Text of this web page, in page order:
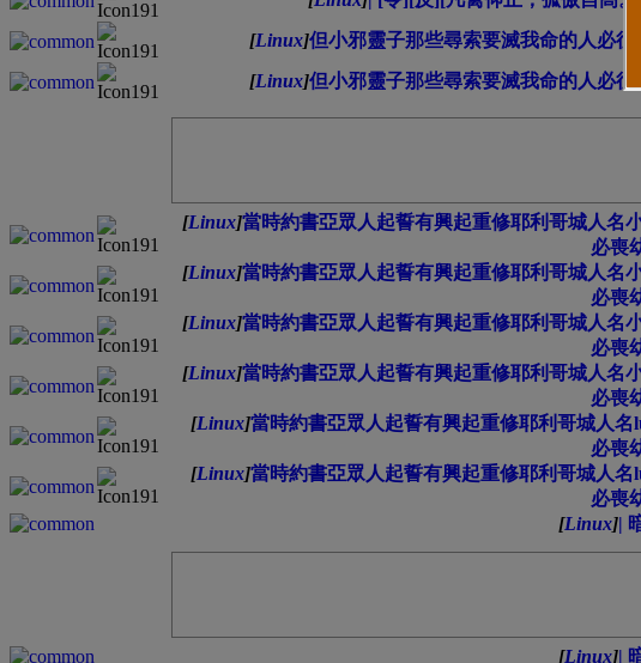
[Linux]但小邪靈子那些尋索要滅我命的人必往
[Linux]但小邪靈子那些尋索要滅我命的人必往
[Linux]當時約書亞眾人起誓有興起重修耶利哥城人名
必喪
[Linux]當時約書亞眾人起誓有興起重修耶利哥城人名
必喪
[Linux]當時約書亞眾人起誓有興起重修耶利哥城人名
必喪
[Linux]當時約書亞眾人起誓有興起重修耶利哥城人名
必喪
[Linux]當時約書亞眾人起誓有興起重修耶利哥城人
必喪
[Linux]當時約書亞眾人起誓有興起重修耶利哥城人
必喪
[Linux]|
[Linux]|